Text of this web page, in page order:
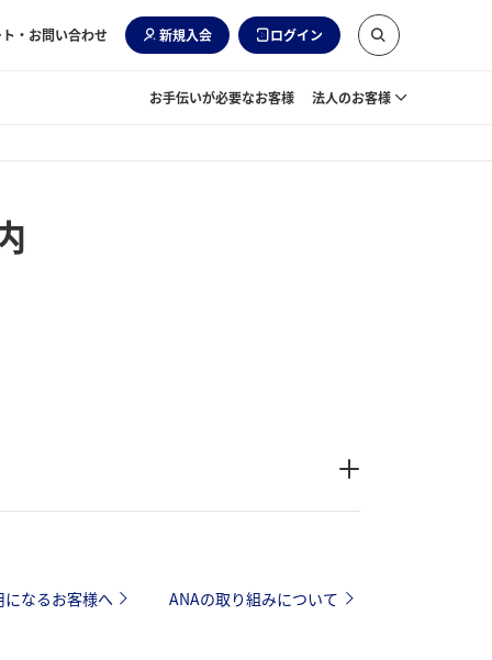
・お問い合わせ 新規入会 ログイン
お手伝いが必要なお客様 法人のお客様
なるお客様へ ANAの取り組みについて